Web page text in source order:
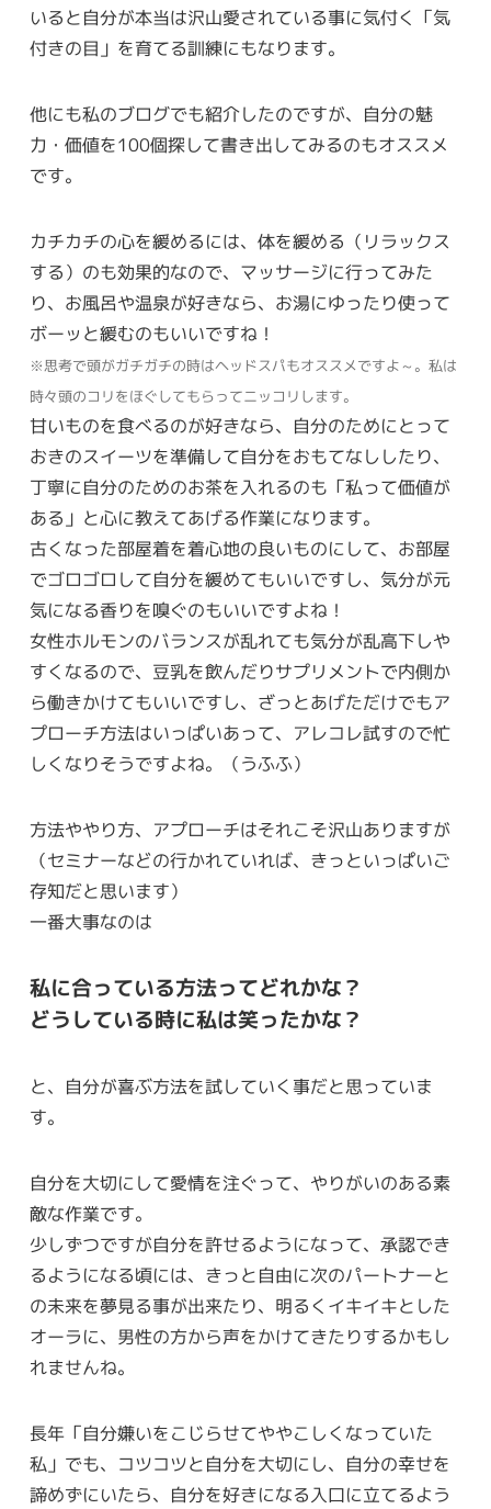
いると自分が本当は沢山愛されている事に気付く「気
付きの目」を育てる訓練にもなります。
他にも私のブログでも紹介したのですが、自分の魅
力・価値を100個探して書き出してみるのもオススメ
です。
カチカチの心を緩めるには、体を緩める（リラックス
する）のも効果的なので、マッサージに行ってみた
り、お風呂や温泉が好きなら、お湯にゆったり使って
ボーッと緩むのもいいですね！
※思考で頭がガチガチの時はヘッドスパもオススメですよ～。私は
時々頭のコリをほぐしてもらってニッコリします。
甘いものを食べるのが好きなら、自分のためにとって
おきのスイーツを準備して自分をおもてなししたり、
丁寧に自分のためのお茶を入れるのも「私って価値が
ある」と心に教えてあげる作業になります。
古くなった部屋着を着心地の良いものにして、お部屋
でゴロゴロして自分を緩めてもいいですし、気分が元
気になる香りを嗅ぐのもいいですよね！
女性ホルモンのバランスが乱れても気分が乱高下しや
すくなるので、豆乳を飲んだりサプリメントで内側か
ら働きかけてもいいですし、ざっとあげただけでもア
プローチ方法はいっぱいあって、アレコレ試すので忙
しくなりそうですよね。（うふふ）
方法ややり方、アプローチはそれこそ沢山ありますが
（セミナーなどの行かれていれば、きっといっぱいご
存知だと思います）
一番大事なのは
私に合っている方法ってどれかな？
どうしている時に私は笑ったかな？
と、自分が喜ぶ方法を試していく事だと思っていま
す。
自分を大切にして愛情を注ぐって、やりがいのある素
敵な作業です。
少しずつですが自分を許せるようになって、承認でき
るようになる頃には、きっと自由に次のパートナーと
の未来を夢見る事が出来たり、明るくイキイキとした
オーラに、男性の方から声をかけてきたりするかもし
れませんね。
長年「自分嫌いをこじらせてややこしくなっていた
私」でも、コツコツと自分を大切にし、自分の幸せを
諦めずにいたら、自分を好きになる入口に立てるよう